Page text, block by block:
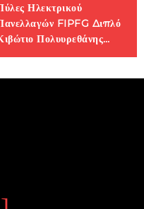
Ηλεκτρικού
FIPFG Διπλό
Πολυυρεθάνης
Μηχανή Παχυνσιμού